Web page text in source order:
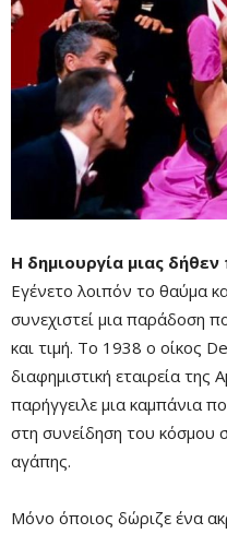
Remaining
-0:00
Η δημιουργία μιας
Εγένετο λοιπόν το θαύμα
συνεχιστεί μια παράδοση
και τιμή. Το 1938 ο οίκος
διαφημιστική εταιρεία της
παρήγγειλε μια καμπάνια
στη συνείδηση του κόσμου
αγάπης.
Μόνο όποιος δώριζε ένα